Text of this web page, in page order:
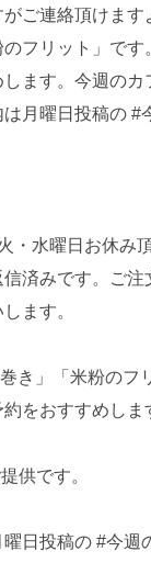
・水曜日お休み
済みです。ご
ます。
き」「米粉のフ
をおすすめしま
供です。
日投稿の #今週